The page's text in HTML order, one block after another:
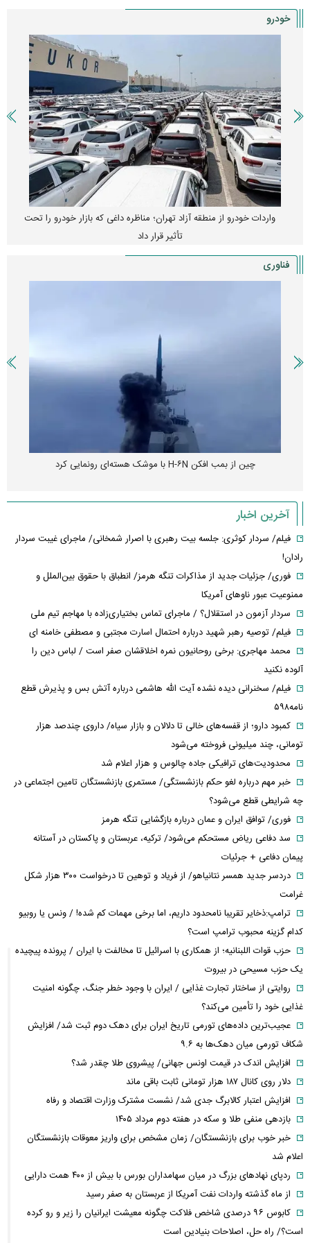
خودرو
واردات خودرو از منطقه آزاد تهران؛ مناظره داغی که بازار خودرو را تحت
تأثیر قرار داد
فناوری
چین از بمب افکن H-۶N با موشک هسته‌ای رونمایی کرد
آخرین اخبار
فیلم/ سردار کوثری: جلسه بیت رهبری با اصرار شمخانی/ ماجرای غیبت سردار
رادان!
فوری/ جزئیات جدید از مذاکرات تنگه هرمز/ انطباق با حقوق بین‌الملل و
ممنوعیت عبور ناوهای آمریکا
سردار آزمون در استقلال؟ / ماجرای تماس بختیاری‌زاده با مهاجم تیم ملی
فیلم/ توصیه رهبر شهید درباره احتمال اسارت مجتبی و مصطفی خامنه ای
محمد مهاجری: برخی روحانیون نمره اخلاقشان صفر است / لباس دین را
آلوده نکنید
فیلم/ سخنرانی دیده نشده آیت الله هاشمی درباره آتش بس و پذیرش قطع
نامه۵۹۸
کمبود دارو؛ از قفسه‌های خالی تا دلالان و بازار سیاه/ داروی چندصد هزار
تومانی، چند میلیونی فروخته می‌شود
محدودیت‌های ترافیکی جاده چالوس و هزار اعلام شد
خبر مهم درباره لغو حکم بازنشستگی/ مستمری بازنشستگان تامین اجتماعی در
چه شرایطی قطع می‌شود؟
فوری/ توافق ایران و عمان درباره بازگشایی تنگه هرمز
سد دفاعی ریاض مستحکم می‌شود/ ترکیه، عربستان و پاکستان در آستانه
پیمان دفاعی + جرئیات
دردسر جدید همسر نتانیاهو/ از فریاد و توهین تا درخواست ۳۰۰ هزار شکل
غرامت
ترامپ:ذخایر تقریبا نامحدود داریم، اما برخی مهمات کم شده! / ونس یا روبیو
کدام گزینه محبوب ترامپ است؟
حزب قوات اللبنانیه؛ از همکاری با اسرائیل تا مخالفت با ایران / پرونده پیچیده
یک حزب مسیحی در بیروت
روایتی از ساختار تجارت غذایی / ایران با وجود خطر جنگ، چگونه امنیت
غذایی خود را تأمین می‌کند؟
عجیب‌ترین داده‌های تورمی تاریخ ایران برای دهک دوم ثبت شد/ افزایش
شکاف تورمی میان دهک‌ها به ۹.۶
افزایش اندک در قیمت اونس جهانی/ پیشروی طلا چقدر شد؟
دلار روی کانال ۱۸۷ هزار تومانی ثابت باقی ماند
افزایش اعتبار کالابرگ جدی شد/ نشست مشترک وزارت اقتصاد و رفاه
بازدهی منفی طلا و سکه در هفته دوم مرداد ۱۴۰۵
خبر خوب برای بازنشستگان/ زمان مشخص برای واریز معوقات بازنشستگان
اعلام شد
ردپای نهاد‌های بزرگ در میان سهامداران بورس با بیش از ۴۰۰ همت دارایی
از ماه گذشته واردات نفت آمریکا از عربستان به صفر رسید
کابوس ۹۶ درصدی شاخص فلاکت چگونه معیشت ایرانیان را زیر و رو کرده
است؟/ راه حل، اصلاحات بنیادین است